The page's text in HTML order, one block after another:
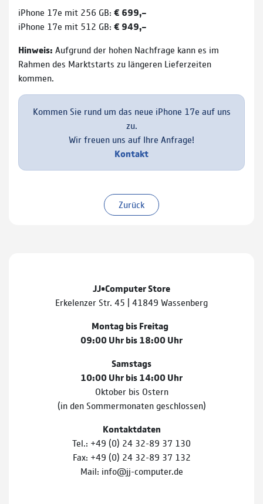
iPhone 17e mit 256 GB: € 699,–
iPhone 17e mit 512 GB: € 949,–
Hinweis: Aufgrund der hohen Nachfrage kann es im
Rahmen des Marktstarts zu längeren Lieferzeiten
kommen.
Kommen Sie rund um das neue iPhone 17e auf uns
zu.
Wir freuen uns auf Ihre Anfrage!
Kontakt
Zurück
JJ•Computer Store
Erkelenzer Str. 45 | 41849 Wassenberg
Montag bis Freitag
09:00 Uhr bis 18:00 Uhr
Samstags
10:00 Uhr bis 14:00 Uhr
Oktober bis Ostern
(in den Sommermonaten geschlossen)
Kontaktdaten
Tel.: +49 (0) 24 32-89 37 130
Fax: +49 (0) 24 32-89 37 132
Mail: info@jj-computer.de